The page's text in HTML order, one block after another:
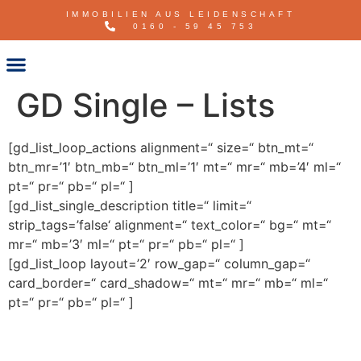
IMMOBILIEN AUS LEIDENSCHAFT
0160 - 59 45 753
GD Single – Lists
[gd_list_loop_actions alignment=“ size=“ btn_mt=“
btn_mr=’1′ btn_mb=“ btn_ml=’1′ mt=“ mr=“ mb=’4′ ml=“
pt=“ pr=“ pb=“ pl=“ ]
[gd_list_single_description title=“ limit=“
strip_tags=’false‘ alignment=“ text_color=“ bg=“ mt=“
mr=“ mb=’3′ ml=“ pt=“ pr=“ pb=“ pl=“ ]
[gd_list_loop layout=’2′ row_gap=“ column_gap=“
card_border=“ card_shadow=“ mt=“ mr=“ mb=“ ml=“
pt=“ pr=“ pb=“ pl=“ ]